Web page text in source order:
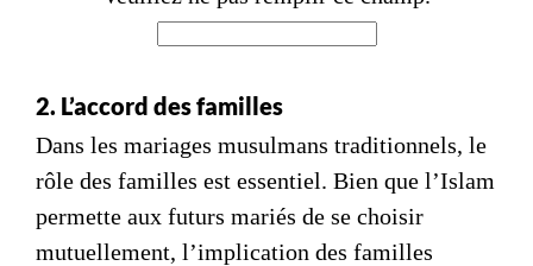
2. L’accord des familles
Dans les mariages musulmans traditionnels, le
rôle des familles est essentiel. Bien que l’Islam
permette aux futurs mariés de se choisir
mutuellement, l’implication des familles